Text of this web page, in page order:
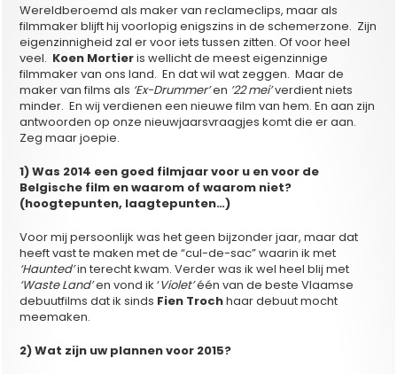
Wereldberoemd als maker van reclameclips, maar als
filmmaker blijft hij voorlopig enigszins in de schemerzone. Zijn
eigenzinnigheid zal er voor iets tussen zitten. Of voor heel
veel. Koen Mortieris wellicht de meest eigenzinnige
filmmaker van ons land. En dat wil wat zeggen. Maar de
maker van films als ‘Ex-Drummer’en ’22 mei’verdient niets
minder. En wij verdienen een nieuwe film van hem. En aan zijn
antwoorden op onze nieuwjaarsvraagjes komt die er aan.
Zeg maar joepie.
1) Was 2014 een goed filmjaar voor u en voor de
Belgische film en waarom of waarom niet?
(hoogtepunten, laagtepunten…)
Voor mij persoonlijk was het geen bijzonder jaar, maar dat
heeft vast te maken met de “cul-de-sac” waarin ik met
‘Haunted’in terecht kwam. Verder was ik wel heel blij met
‘Waste Land’en vond ik ‘Violet’één van de beste Vlaamse
debuutfilms dat ik sinds Fien Trochhaar debuut mocht
meemaken.
2) Wat zijn uw plannen voor 2015?